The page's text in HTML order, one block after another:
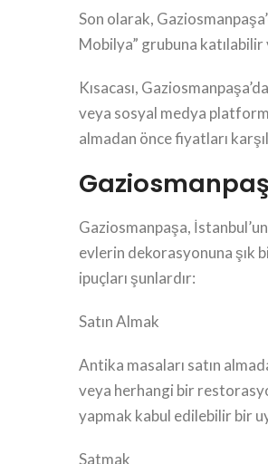
Son olarak,
Mobilya” grubuna
Kısacası,
veya sosyal medya
almadan önce fiyatları
Gaziosmanpaşa,
evlerin dekorasyonuna şık
ipuçları şunlardır:
Satın Almak
Antika masaları satın
veya herhangi bir
yapmak kabul edilebilir bir
Satmak